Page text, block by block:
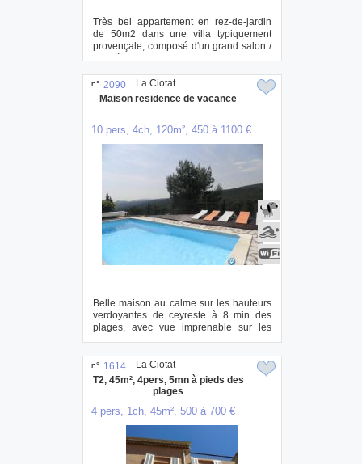
Très bel appartement en rez-de-jardin
de 50m2 dans une villa typiquement
provençale, composé d'un grand salon /
salle à ...
n° 2090
Maison residence de vacance
10 pers, 4ch, 120m², 450 à 1100 €
Belle maison au calme sur les hauteurs
verdoyantes de ceyreste à 8 min des
plages, avec vue imprenable sur les
collines...
La Ciotat
n° 1614
T2, 45m², 4pers, 5mn à pieds des
plages
4 pers, 1ch, 45m², 500 à 700 €
La Ciotat